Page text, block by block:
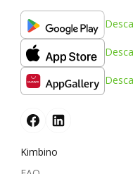
Kimbino